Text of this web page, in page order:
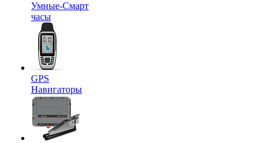
Умные-Смарт
часы
GPS
Навигаторы